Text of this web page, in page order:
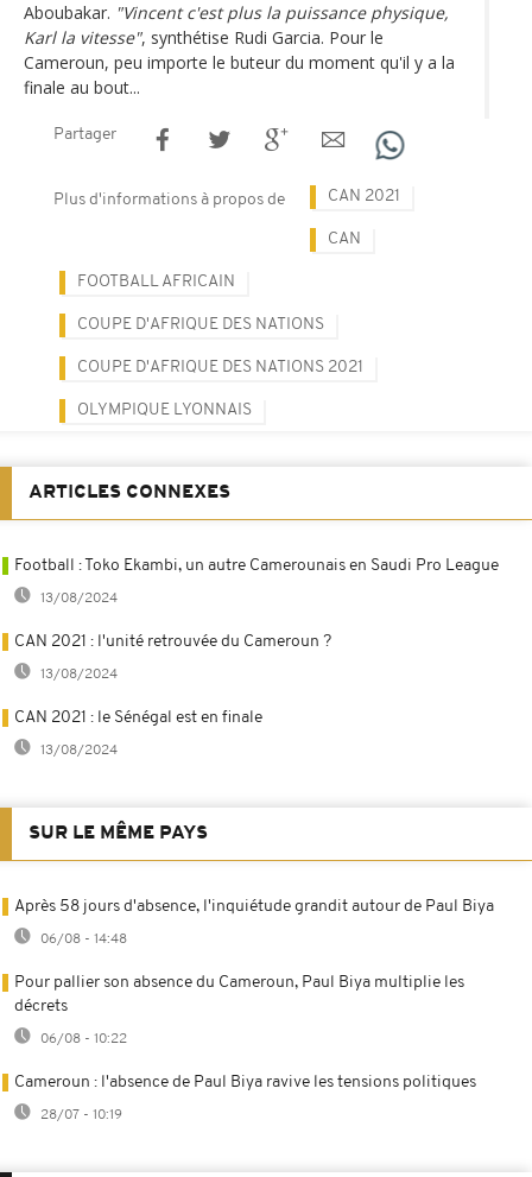
Aboubakar. "Vincent c'est plus la puissance physique,
Karl la vitesse", synthétise Rudi Garcia. Pour le
Cameroun, peu importe le buteur du moment qu'il y a la
finale au bout...
Partager
Plus d'informations à propos de CAN 2021
CAN
FOOTBALL AFRICAIN
COUPE D'AFRIQUE DES NATIONS
COUPE D'AFRIQUE DES NATIONS 2021
OLYMPIQUE LYONNAIS
ARTICLES CONNEXES
Football : Toko Ekambi, un autre Camerounais en Saudi Pro League
13/08/2024
CAN 2021 : l'unité retrouvée du Cameroun ?
13/08/2024
CAN 2021 : le Sénégal est en finale
13/08/2024
SUR LE MÊME PAYS
Après 58 jours d'absence, l'inquiétude grandit autour de Paul Biya
06/08 - 14:48
Pour pallier son absence du Cameroun, Paul Biya multiplie les
décrets
06/08 - 10:22
Cameroun : l'absence de Paul Biya ravive les tensions politiques
28/07 - 10:19